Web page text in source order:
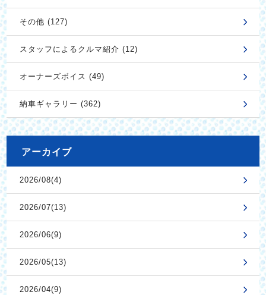
その他 (127)
スタッフによるクルマ紹介 (12)
オーナーズボイス (49)
納車ギャラリー (362)
アーカイブ
2026/08(4)
2026/07(13)
2026/06(9)
2026/05(13)
2026/04(9)